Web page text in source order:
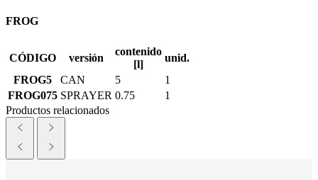
FROG
CÓDIGO versión
contenido
[l]
unid.
FROG5
CAN 5
1
FROG075 SPRAYER 0.75
1
Productos relacionados